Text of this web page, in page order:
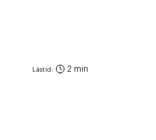
Lästid: 2 min